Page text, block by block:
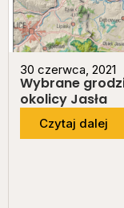
30 czerwca, 2021
Wybrane
okolicy Jasła
Czytaj dalej